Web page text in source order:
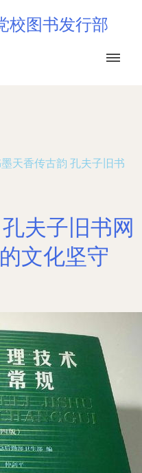
校图书发行部
天香传古韵 孔夫子旧书
夫子旧书网
文化坚守